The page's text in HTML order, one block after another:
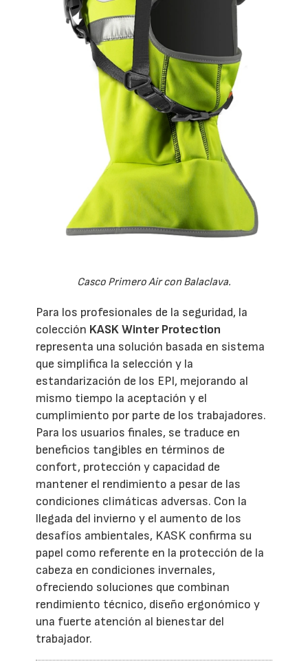
Casco Primero Air con Balaclava.
Para los profesionales de la seguridad, la
colección KASK Winter Protection
representa una solución basada en sistema
que simplifica la selección y la
estandarización de los EPI, mejorando al
mismo tiempo la aceptación y el
cumplimiento por parte de los trabajadores.
Para los usuarios finales, se traduce en
beneficios tangibles en términos de
confort, protección y capacidad de
mantener el rendimiento a pesar de las
condiciones climáticas adversas. Con la
llegada del invierno y el aumento de los
desafíos ambientales, KASK confirma su
papel como referente en la protección de la
cabeza en condiciones invernales,
ofreciendo soluciones que combinan
rendimiento técnico, diseño ergonómico y
una fuerte atención al bienestar del
trabajador.